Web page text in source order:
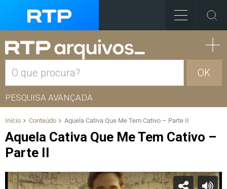
OK
PESQUISA AVANÇADA
Início Conteúdo Aquela Cativa Que Me Tem Cativo – Parte II
Aquela Cativa Que Me Tem Cativo –
Parte II